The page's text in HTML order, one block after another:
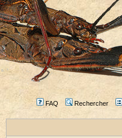
FAQ Rechercher